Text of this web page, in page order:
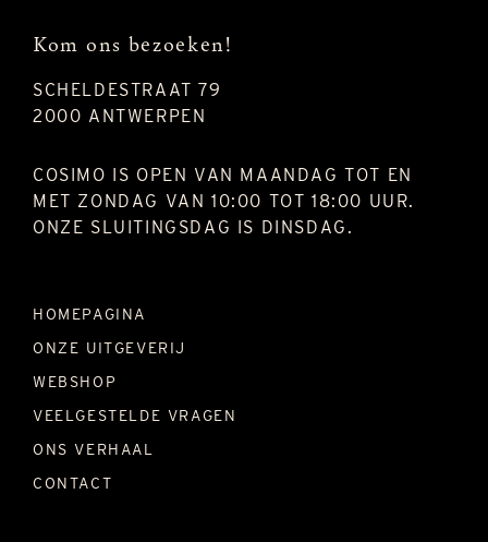
Kom ons bezoeken!
SCHELDESTRAAT 79
2000 ANTWERPEN
COSIMO IS OPEN VAN MAANDAG TOT EN
MET ZONDAG VAN 10:00 TOT 18:00 UUR.
ONZE SLUITINGSDAG IS DINSDAG.
HOMEPAGINA
ONZE UITGEVERIJ
WEBSHOP
VEELGESTELDE VRAGEN
ONS VERHAAL
CONTACT